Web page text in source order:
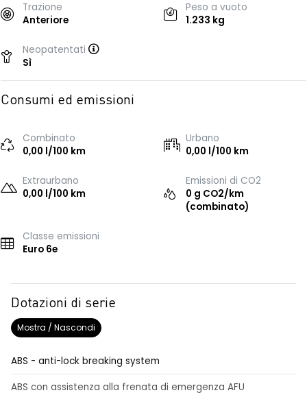
Trazione
Anteriore
Peso a vuoto
1.233 kg
Neopatentati
Sì
Consumi ed emissioni
Combinato
0,00 l/100 km
Urbano
0,00 l/100 km
Extraurbano
0,00 l/100 km
Emissioni di CO2
0 g CO2/km
(combinato)
Classe emissioni
Euro 6e
Dotazioni di serie
Mostra / Nascondi
ABS - anti-lock breaking system
ABS con assistenza alla frenata di emergenza AFU